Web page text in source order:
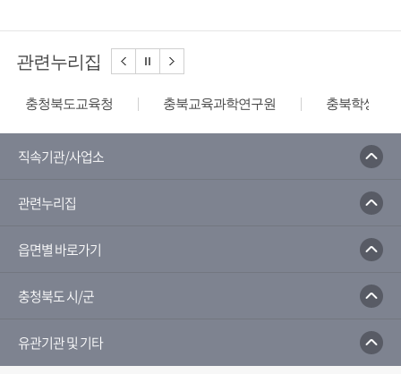
관련누리집
충청북도교육청 충북교육과학연구원 충북학생교
직속기관/사업소
관련누리집
읍면별 바로가기
충청북도 시/군
유관기관 및 기타